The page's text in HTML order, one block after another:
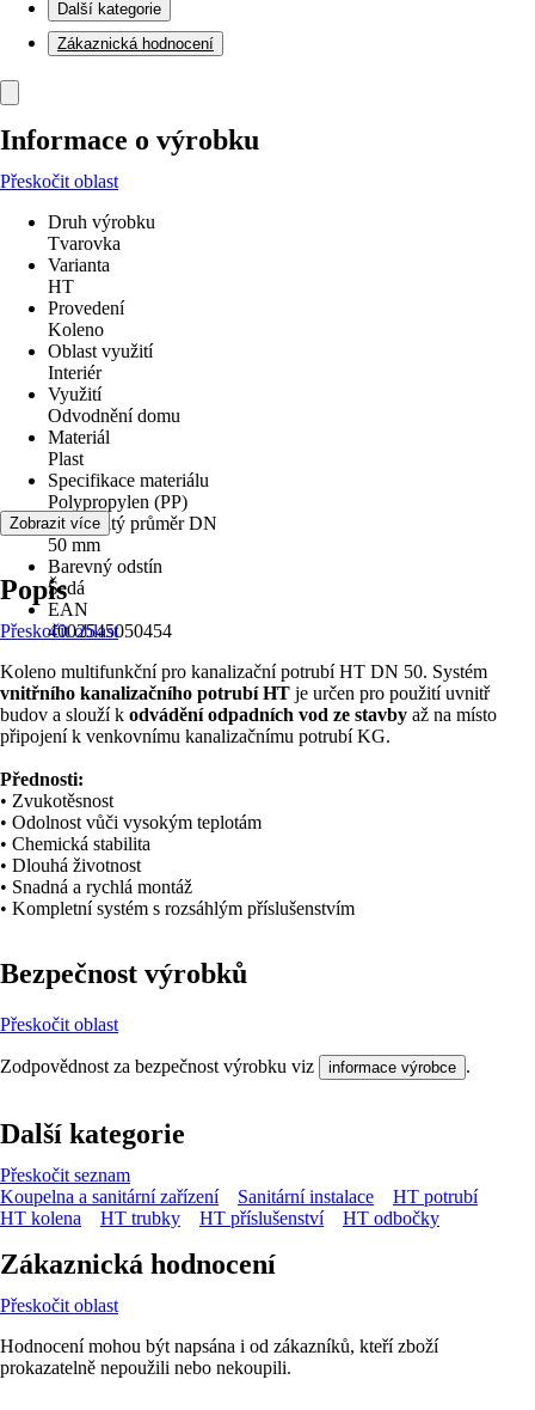
Další kategorie
Zákaznická hodnocení
Informace o výrobku
Přeskočit oblast
Druh výrobku
Tvarovka
Varianta
HT
Provedení
Koleno
Oblast využití
Interiér
Využití
Odvodnění domu
Materiál
Plast
Specifikace materiálu
Polypropylen (PP)
Jmenovitý průměr DN
50 mm
Barevný odstín
Šedá
EAN
4002545050454
Zobrazit více
Popis
Přeskočit oblast
Koleno multifunkční pro kanalizační potrubí HT DN 50. Systém
vnitřního kanalizačního potrubí HT je určen pro použití uvnitř
budov a slouží k odvádění odpadních vod ze stavby až na místo
připojení k venkovnímu kanalizačnímu potrubí KG.
Přednosti:
• Zvukotěsnost
• Odolnost vůči vysokým teplotám
• Chemická stabilita
• Dlouhá životnost
• Snadná a rychlá montáž
• Kompletní systém s rozsáhlým příslušenstvím
Bezpečnost výrobků
Přeskočit oblast
Zodpovědnost za bezpečnost výrobku viz informace výrobce .
Další kategorie
Přeskočit seznam
Koupelna a sanitární zařízení
Sanitární instalace
HT potrubí
HT kolena
HT trubky HT příslušenství HT odbočky
Zákaznická hodnocení
Přeskočit oblast
Hodnocení mohou být napsána i od zákazníků, kteří zboží
prokazatelně nepoužili nebo nekoupili.